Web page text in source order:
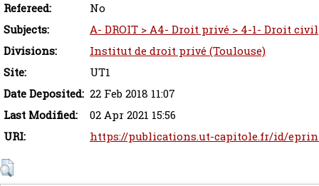
Refereed:
No
Subjects:
A- DROIT > A4- Droit privé > 4-1- Droit civil
Divisions:
Institut de droit privé (Toulouse)
Site:
UT1
Date Deposited: 22 Feb 2018 11:07
Last Modified:
02 Apr 2021 15:56
URI:
https://publications.ut-capitole.fr/id/